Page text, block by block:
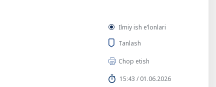
Ilmiy ish eʼlonlari
Tanlash
Chop etish
15:43 / 01.06.2026